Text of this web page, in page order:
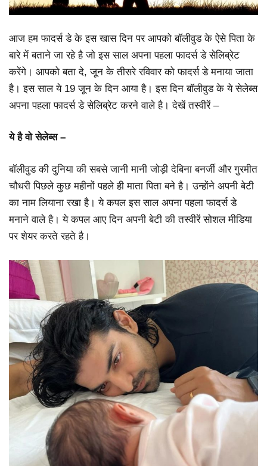
आज हम फादर्स डे के इस खास दिन पर आपको बॉलीवुड के ऐसे पिता के
बारे में बताने जा रहे है जो इस साल अपना पहला फादर्स डे सेलिब्रेट
करेंगे। आपको बता दे, जून के तीसरे रविवार को फादर्स डे मनाया जाता
है। इस साल ये 19 जून के दिन आया है। इस दिन बॉलीवुड के ये सेलेब्स
अपना पहला फादर्स डे सेलिब्रेट करने वाले है। देखें तस्वीरें –
ये है वो सेलेब्स –
बॉलीवुड की दुनिया की सबसे जानी मानी जोड़ी देबिना बनर्जी और गुरमीत
चौधरी पिछले कुछ महीनों पहले ही माता पिता बने है। उन्होंने अपनी बेटी
का नाम लियाना रखा है। ये कपल इस साल अपना पहला फादर्स डे
मनाने वाले है। ये कपल आए दिन अपनी बेटी की तस्वीरें सोशल मीडिया
पर शेयर करते रहते है।